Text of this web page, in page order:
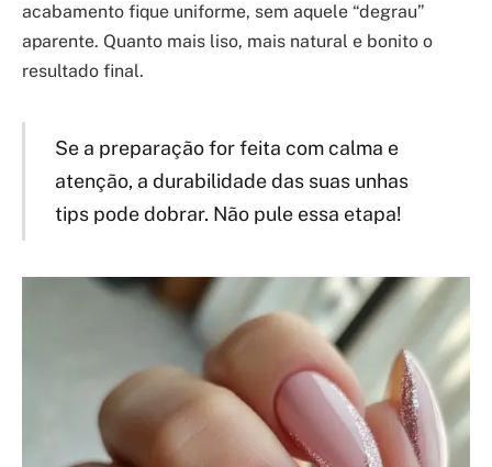
acabamento fique uniforme, sem aquele “degrau”
aparente. Quanto mais liso, mais natural e bonito o
resultado final.
Se a preparação for feita com calma e
atenção, a durabilidade das suas unhas
tips pode dobrar. Não pule essa etapa!